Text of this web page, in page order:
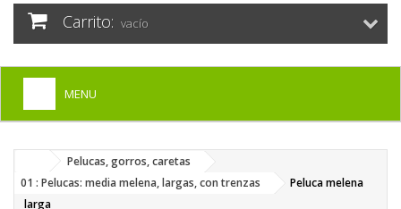
Carrito: vacío
MENU
DISFRACES PARA ADULTOS
Pelucas, gorros, caretas
01 : Pelucas: media melena, largas, con trenzas
Peluca melena
larga